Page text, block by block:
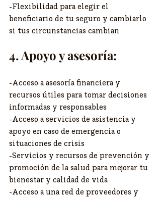
-Flexibilidad para elegir el
beneficiario de tu seguro y cambiarlo
si tus circunstancias cambian
4. Apoyo y asesoría:
-Acceso a asesoría financiera y
recursos útiles para tomar decisiones
informadas y responsables
-Acceso a servicios de asistencia y
apoyo en caso de emergencia o
situaciones de crisis
-Servicios y recursos de prevención y
promoción de la salud para mejorar tu
bienestar y calidad de vida
-Acceso a una red de proveedores y